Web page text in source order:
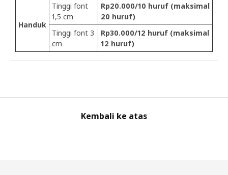
Handuk
Tinggi font
1,5 cm
Rp20.000/10 huruf (maksimal
20 huruf)
Tinggi font 3
cm
Rp30.000/12 huruf (maksimal
12 huruf)
Kembali ke atas